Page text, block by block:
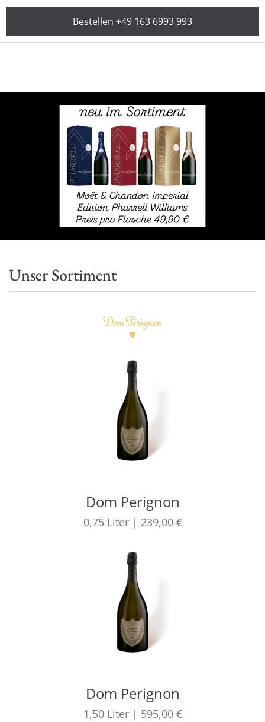
Bestellen +49 163 6993 993
Unser Sortiment
Dom Perignon
0,75 Liter | 239,00 €
Dom Perignon
1,50 Liter | 595,00 €